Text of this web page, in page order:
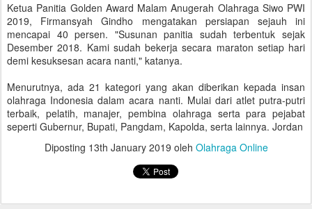
Ketua Panitia Golden Award Malam Anugerah Olahraga Siwo PWI
2019, Firmansyah Gindho mengatakan persiapan sejauh ini
mencapai 40 persen. "Susunan panitia sudah terbentuk sejak
Desember 2018. Kami sudah bekerja secara maraton setiap hari
demi kesuksesan acara nanti," katanya.
Menurutnya, ada 21 kategori yang akan diberikan kepada insan
olahraga Indonesia dalam acara nanti. Mulai dari atlet putra-putri
terbaik, pelatih, manajer, pembina olahraga serta para pejabat
seperti Gubernur, Bupati, Pangdam, Kapolda, serta lainnya. Jordan
Diposting 13th January 2019 oleh Olahraga Online